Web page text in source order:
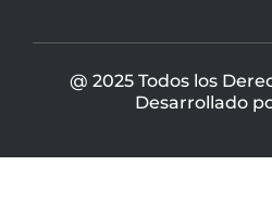
@ 2025 Todos los
Desarrollado